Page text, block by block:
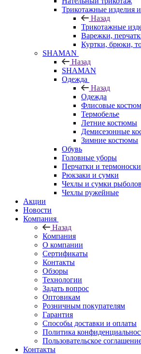
Трикотажные изделия
Назад
Трикотажные
Варежки,
Куртки, брюки,
SHAMAN
Назад
SHAMAN
Одежда
Назад
Одежда
Флисовые
Термобелье
Летние костюмы
Демисезонные
Зимние костюмы
Обувь
Головные уборы
Перчатки и термоноски
Рюкзаки и сумки
Чехлы и сумки
Чехлы ружейные
Акции
Новости
Компания
Назад
Компания
О компании
Сертификаты
Контакты
Обзоры
Технологии
Задать вопрос
Оптовикам
Розничным покупателям
Гарантия
Способы доставки и оплаты
Политика
Пользовательское
Контакты